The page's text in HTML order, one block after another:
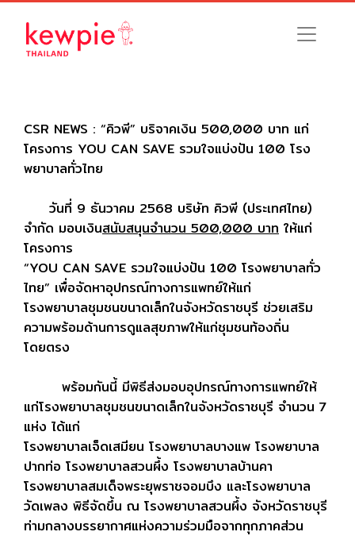
CSR NEWS : “คิวพี” บริจาคเงิน 500,000 บาท แก่
โครงการ YOU CAN SAVE รวมใจแบ่งปัน 100 โรง
พยาบาลทั่วไทย
วันที่ 9 ธันวาคม 2568 บริษัท คิวพี (ประเทศไทย)
จำกัด มอบเงินสนับสนุนจำนวน 500,000 บาท ให้แก่
โครงการ
“YOU CAN SAVE รวมใจแบ่งปัน 100 โรงพยาบาลทั่ว
ไทย” เพื่อจัดหาอุปกรณ์ทางการแพทย์ให้แก่
โรงพยาบาลชุมชนขนาดเล็กในจังหวัดราชบุรี ช่วยเสริม
ความพร้อมด้านการดูแลสุขภาพให้แก่ชุมชนท้องถิ่น
โดยตรง
พร้อมกันนี้ มีพิธีส่งมอบอุปกรณ์ทางการแพทย์ให้
แก่โรงพยาบาลชุมชนขนาดเล็กในจังหวัดราชบุรี จำนวน 7
แห่ง ได้แก่
โรงพยาบาลเจ็ดเสมียน โรงพยาบาลบางแพ โรงพยาบาล
ปากท่อ โรงพยาบาลสวนผึ้ง โรงพยาบาลบ้านคา
โรงพยาบาลสมเด็จพระยุพราชจอมบึง และโรงพยาบาล
วัดเพลง พิธีจัดขึ้น ณ โรงพยาบาลสวนผึ้ง จังหวัดราชบุรี
ท่ามกลางบรรยากาศแห่งความร่วมมือจากทุกภาคส่วน